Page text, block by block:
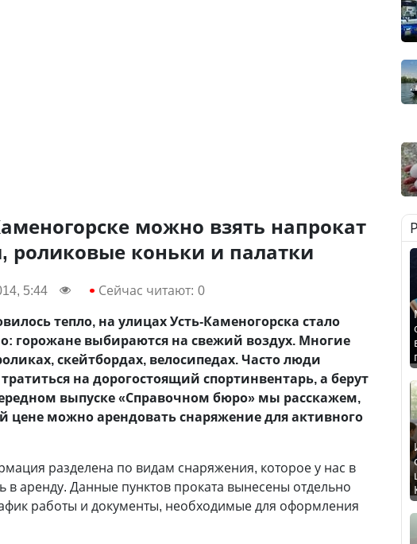
можно взять напрокат
роликовые коньки и палатки
5:44 Сейчас читают: 0
тепло, на улицах Усть-Каменогорска стало
горожане выбираются на свежий воздух. Многие
скейтбордах, велосипедах. Часто люди
на дорогостоящий спортинвентарь, а берут
выпуске «Справочном бюро» мы расскажем,
цене можно арендовать снаряжение для активного
разделена по видам снаряжения, которое у нас в
в аренду. Данные пунктов проката вынесены отдельно
работы и документы, необходимые для оформления